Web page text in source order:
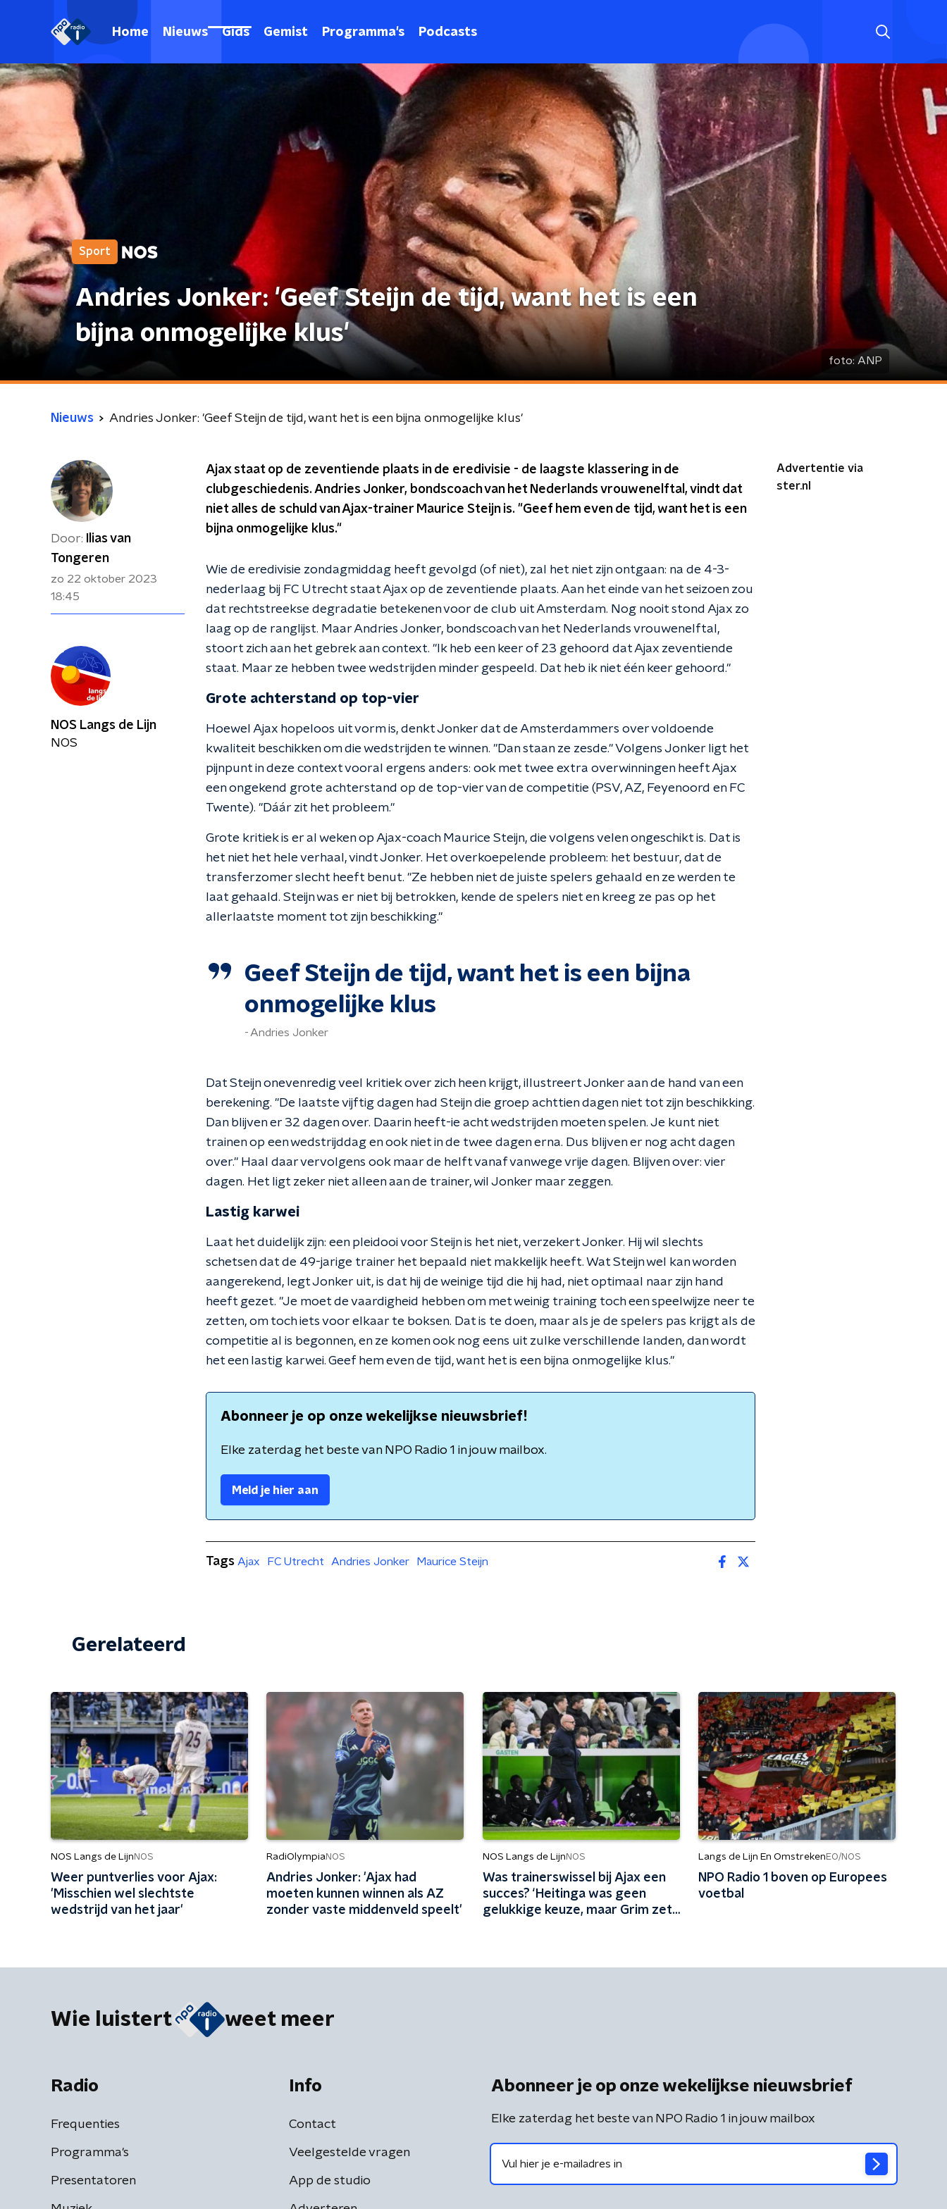
Home Nieuws Gids Gemist Programma's Podcasts
Sport
Andries Jonker: 'Geef Steijn de tijd, want het is een
bijna onmogelijke klus'
foto: ANP
Nieuws Andries Jonker: 'Geef Steijn de tijd, want het is een bijna onmogelijke klus'
Door:
Ilias van
Tongeren
zo 22 oktober 2023
18:45
Ajax staat op de zeventiende plaats in de eredivisie - de laagste klassering in de
clubgeschiedenis. Andries Jonker, bondscoach van het Nederlands vrouwenelftal, vindt dat
niet alles de schuld van Ajax-trainer Maurice Steijn is. "Geef hem even de tijd, want het is een
bijna onmogelijke klus."
Wie de eredivisie zondagmiddag heeft gevolgd (of niet), zal het niet zijn ontgaan: na de 4-3-
nederlaag bij FC Utrecht staat Ajax op de zeventiende plaats. Aan het einde van het seizoen zou
dat rechtstreekse degradatie betekenen voor de club uit Amsterdam. Nog nooit stond Ajax zo
laag op de ranglijst. Maar Andries Jonker, bondscoach van het Nederlands vrouwenelftal,
stoort zich aan het gebrek aan context. "Ik heb een keer of 23 gehoord dat Ajax zeventiende
staat. Maar ze hebben twee wedstrijden minder gespeeld. Dat heb ik niet één keer gehoord."
Grote achterstand op top-vier
Hoewel Ajax hopeloos uit vorm is, denkt Jonker dat de Amsterdammers over voldoende
kwaliteit beschikken om die wedstrijden te winnen. "Dan staan ze zesde." Volgens Jonker ligt het
pijnpunt in deze context vooral ergens anders: ook met twee extra overwinningen heeft Ajax
een ongekend grote achterstand op de top-vier van de competitie (PSV, AZ, Feyenoord en FC
Twente). "Dáár zit het probleem."
Grote kritiek is er al weken op Ajax-coach Maurice Steijn, die volgens velen ongeschikt is. Dat is
het niet het hele verhaal, vindt Jonker. Het overkoepelende probleem: het bestuur, dat de
transferzomer slecht heeft benut. "Ze hebben niet de juiste spelers gehaald en ze werden te
laat gehaald. Steijn was er niet bij betrokken, kende de spelers niet en kreeg ze pas op het
allerlaatste moment tot zijn beschikking."
Geef Steijn de tijd, want het is een bijna
onmogelijke klus
Andries Jonker
Dat Steijn onevenredig veel kritiek over zich heen krijgt, illustreert Jonker aan de hand van een
berekening. "De laatste vijftig dagen had Steijn die groep achttien dagen niet tot zijn beschikking.
Dan blijven er 32 dagen over. Daarin heeft-ie acht wedstrijden moeten spelen. Je kunt niet
trainen op een wedstrijddag en ook niet in de twee dagen erna. Dus blijven er nog acht dagen
over." Haal daar vervolgens ook maar de helft vanaf vanwege vrije dagen. Blijven over: vier
dagen. Het ligt zeker niet alleen aan de trainer, wil Jonker maar zeggen.
Lastig karwei
Laat het duidelijk zijn: een pleidooi voor Steijn is het niet, verzekert Jonker. Hij wil slechts
schetsen dat de 49-jarige trainer het bepaald niet makkelijk heeft. Wat Steijn wel kan worden
aangerekend, legt Jonker uit, is dat hij de weinige tijd die hij had, niet optimaal naar zijn hand
heeft gezet. "Je moet de vaardigheid hebben om met weinig training toch een speelwijze neer te
zetten, om toch iets voor elkaar te boksen. Dat is te doen, maar als je de spelers pas krijgt als de
competitie al is begonnen, en ze komen ook nog eens uit zulke verschillende landen, dan wordt
het een lastig karwei. Geef hem even de tijd, want het is een bijna onmogelijke klus."
Abonneer je op onze wekelijkse nieuwsbrief!
Elke zaterdag het beste van NPO Radio 1 in jouw mailbox.
Meld je hier aan
Advertentie via
ster.nl
NOS Langs de Lijn
NOS
Tags Ajax FC Utrecht Andries Jonker Maurice Steijn
Gerelateerd
NOS Langs de Lijn NOS
Weer puntverlies voor Ajax:
'Misschien wel slechtste
wedstrijd van het jaar'
RadiOlympiaNOS
Andries Jonker: 'Ajax had
moeten kunnen winnen als AZ
zonder vaste middenveld speelt'
NOS Langs de Lijn NOS
Was trainerswissel bij Ajax een
succes? ‘Heitinga was geen
gelukkige keuze, maar Grim zet
Langs de Lijn En Omstreken EO/NOS
NPO Radio 1 boven op Europees
voetbal
Wie luistert weet meer
Radio
Frequenties
Programma's
Presentatoren
Info
Contact
Veelgestelde vragen
App de studio
Abonneer je op onze wekelijkse nieuwsbrief
Elke zaterdag het beste van NPO Radio 1 in jouw mailbox